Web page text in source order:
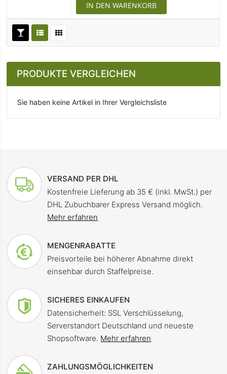
IN DEN WARENKORB
PRODUKTE VERGLEICHEN
Sie haben keine Artikel in Ihrer Vergleichsliste
VERSAND PER DHL
Kostenfreie Lieferung ab 35 € (inkl. MwSt.) per
DHL Zubuchbarer Express Versand möglich.
Mehr erfahren
MENGENRABATTE
Preisvorteile bei höherer Abnahme direkt
einsehbar durch Staffelpreise.
SICHERES EINKAUFEN
Datensicherheit: SSL Verschlüsselung,
Serverstandort Deutschland und neueste
Shopsoftware. Mehr erfahren
ZAHLUNGSMÖGLICHKEITEN